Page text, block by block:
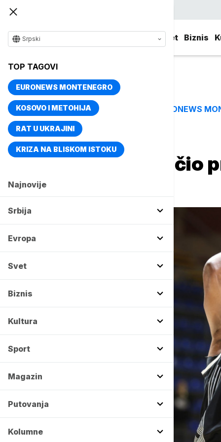
Svet Biznis
Srpski
TOP TAGOVI
EURONEWS MONTENEGRO
KOSOVO I METOHIJA
RAT U UKRAJINI
KRIZA NA BLISKOM ISTOKU
Najnovije
Srbija
Evropa
Svet
Biznis
Kultura
Sport
Magazin
Putovanja
Kolumne
TOP TAGOVI EURONEWS
Naslovna Sport
Partizan ozvaničio
Džekirijem